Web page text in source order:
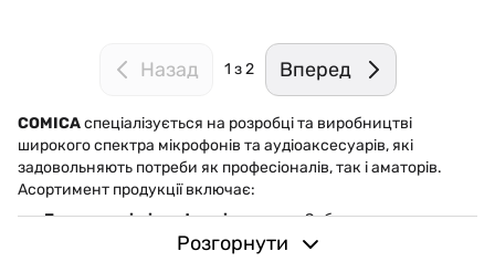
Назад 1 з 2 Вперед
COMICAспеціалізується на розробці та виробництві
широкого спектра мікрофонів та аудіоаксесуарів, які
задовольняють потреби як професіоналів, так і аматорів.
Асортимент продукції включає:
Бездротові мікрофонні системи: Забезпечують
стабільну передачу звуку без перешкод, ідеально
Розгорнути